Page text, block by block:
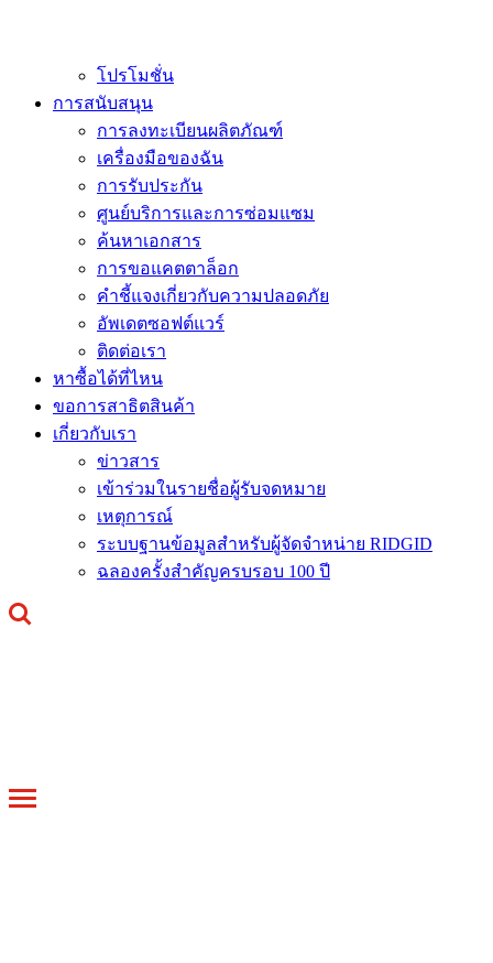
โปรโมชั่น
การสนับสนุน
การลงทะเบียนผลิตภัณฑ์
เครื่องมือของฉัน
การรับประกัน
ศูนย์บริการและการซ่อมแซม
ค้นหาเอกสาร
การขอแคตตาล็อก
คำชี้แจงเกี่ยวกับความปลอดภัย
อัพเดตซอฟต์แวร์
ติดต่อเรา
หาซื้อได้ที่ไหน
ขอการสาธิตสินค้า
เกี่ยวกับเรา
ข่าวสาร
เข้าร่วมในรายชื่อผู้รับจดหมาย
เหตุการณ์
ระบบฐานข้อมูลสำหรับผู้จัดจำหน่าย RIDGID
ฉลองครั้งสำคัญครบรอบ 100 ปี
Toggle